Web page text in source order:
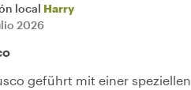
local Harry
2026
geführt mit einer speziellen